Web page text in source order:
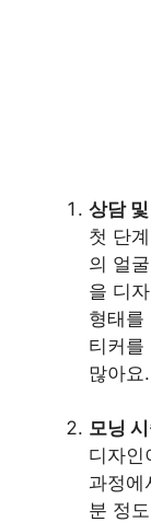
상담
첫 단
의 얼
을 디
형태를
티커를
많아요.
모닝
디자인
과정에
분 정